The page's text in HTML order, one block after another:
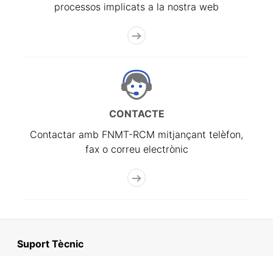
processos implicats a la nostra web
CONTACTE
Contactar amb FNMT-RCM mitjançant telèfon,
fax o correu electrònic
Suport Tècnic